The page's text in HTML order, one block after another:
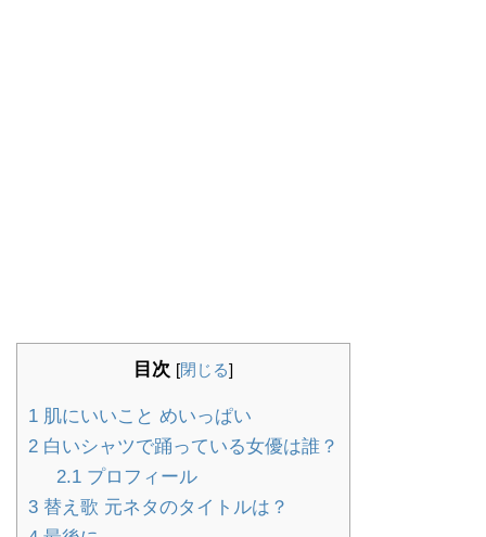
目次 [閉じる]
1 肌にいいこと めいっぱい
2 白いシャツで踊っている女優は誰？
2.1プロフィール
3 替え歌 元ネタのタイトルは？